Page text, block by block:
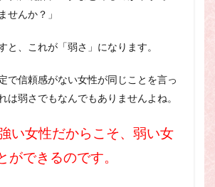
せんか？」
と、これが「弱さ」になります。
で信頼感がない女性が同じことを言っ
は弱さでもなんでもありませんよね。
い女性だからこそ、弱い女
ができるのです。